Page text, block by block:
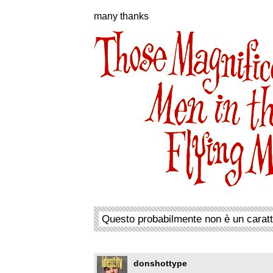
many thanks
Questo probabilmente non è un
donshottype